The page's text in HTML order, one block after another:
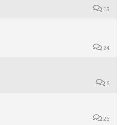
18
24
6
26